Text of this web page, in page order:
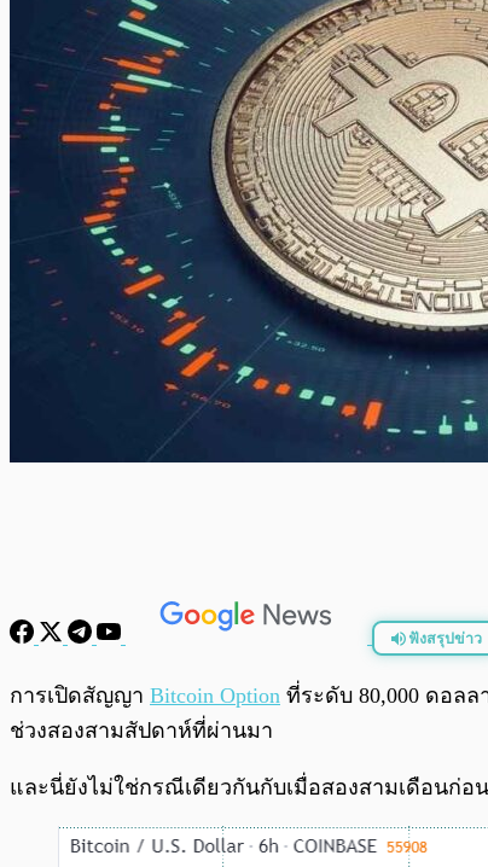
ฟังสรุปข่าว
พร้อมเล่น
การเปิดสัญญา Bitcoin Option ที่ระดับ 80,000 ดอล
ช่วงสองสามสัปดาห์ที่ผ่านมา
และนี่ยังไม่ใช่กรณีเดียวกันกับเมื่อสองสามเดือนก่อ